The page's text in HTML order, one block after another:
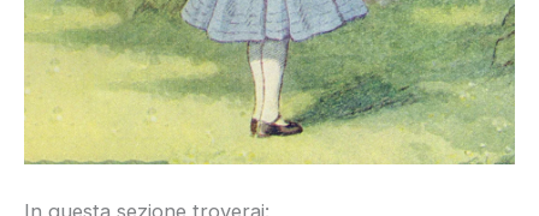
In questa sezione troverai: